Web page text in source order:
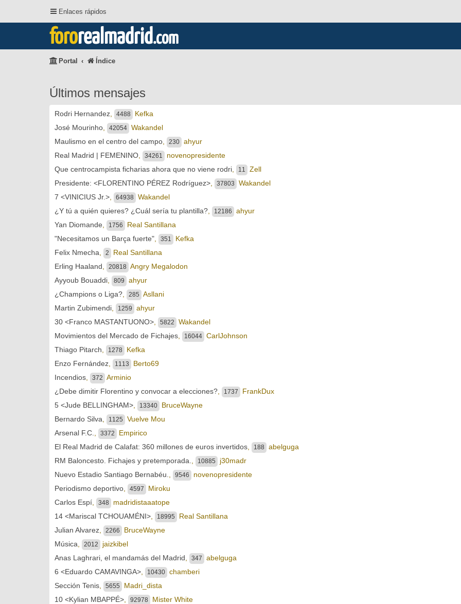
Enlaces rápidos
fororealmadrid.com
Portal Índice
Últimos mensajes
Rodri Hernandez 4488
Kefka
José Mourinho
42054
Wakandel
Maulismo en el centro del campo
230
ahyur
Real Madrid | FEMENINO
34261
novenopresidente
Que centrocampista ficharias ahora que no viene rodri
11
Zell
Presidente: <FLORENTINO PÉREZ Rodríguez>
37803
Wakandel
7 <VINICIUS Jr.>
64938
Wakandel
¿Y tú a quién quieres? ¿Cuál sería tu plantilla?
12186
ahyur
Yan Diomande
1756
Real Santillana
"Necesitamos un Barça fuerte"
351
Kefka
Felix Nmecha
2
Real Santillana
Erling Haaland
20818
Angry Megalodon
Ayyoub Bouaddi
809
ahyur
¿Champions o Liga?
285
Asllani
Martin Zubimendi
1259
ahyur
30 <Franco MASTANTUONO>
5822
Wakandel
Movimientos del Mercado de Fichajes
16044
CarlJohnson
Thiago Pitarch
1278
Kefka
Enzo Fernández
1113
Berto69
Incendios
372
Arminio
¿Debe dimitir Florentino y convocar a elecciones?
1737
FrankDux
5 <Jude BELLINGHAM>
13340
BruceWayne
Bernardo Silva
1125
Vuelve Mou
Arsenal F.C.
3372
Empirico
El Real Madrid de Calafat: 360 millones de euros invertidos
188
abelguga
RM Baloncesto. Fichajes y pretemporada.
10885
j30madr
Nuevo Estadio Santiago Bernabéu.
9546
novenopresidente
Periodismo deportivo
4597
Miroku
Carlos Espí
348
madridistaaatope
14 <Mariscal TCHOUAMÉNI>
18995
Real Santillana
Julian Alvarez
2266
BruceWayne
Música
2012
jaizkibel
Anas Laghrari, el mandamás del Madrid
347
abelguga
6 <Eduardo CAMAVINGA>
10430
chamberi
Sección Tenis
5655
Madri_dista
10 <Kylian MBAPPÉ>
92978
Mister White